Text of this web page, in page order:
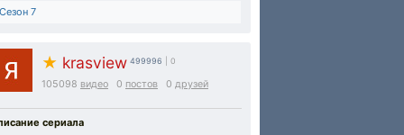
Сезон 7
★ krasview 499996 | 0
105098 видео 0 постов 0 друзей
сериала